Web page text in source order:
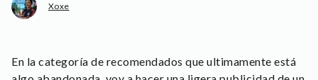
Xoxe
En la categoría de recomendados que ultimamente está